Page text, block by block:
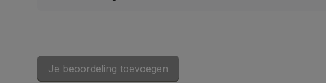
Je beoordeling toevoegen